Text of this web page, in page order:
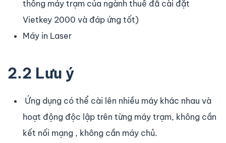
thống máy trạm của ngành thuế đã cài đặt
Vietkey 2000 và đáp ứng tốt)
Máy in Laser
2.2 Lưu ý
Ứng dụng có thể cài lên nhiều máy khác nhau và
hoạt động độc lập trên từng máy trạm, không cần
kết nối mạng , không cần máy chủ.